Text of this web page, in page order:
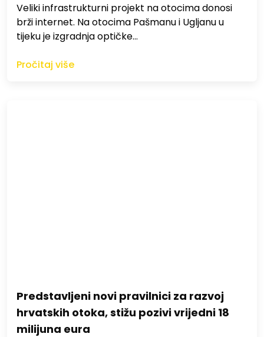
Veliki infrastrukturni projekt na otocima donosi
brži internet. Na otocima Pašmanu i Ugljanu u
tijeku je izgradnja optičke…
Pročitaj više
Predstavljeni novi pravilnici za razvoj
hrvatskih otoka, stižu pozivi vrijedni 18
milijuna eura